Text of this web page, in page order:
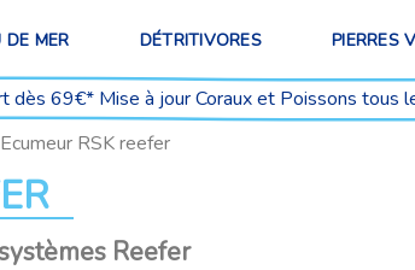
MER DÉTRITIVORES PIERRES
dès 69€* Mise à jour Coraux et Poissons tous
RSK reefer
Reefer